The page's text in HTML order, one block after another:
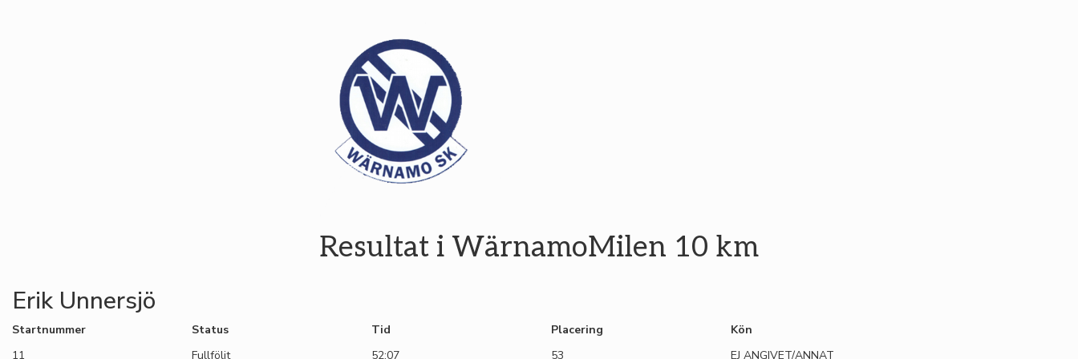
Resultat i WärnamoMilen 10 km
Erik Unnersjö
Startnummer
11
Status
Fullföljt
Tid
52:07
Placering
53
Kön
EJ ANGIVET/ANNAT